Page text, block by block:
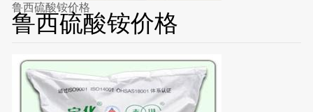
鲁西硫酸铵价格
鲁西硫酸铵价格